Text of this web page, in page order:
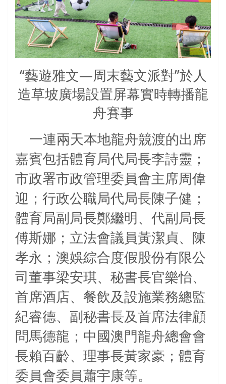
“藝遊雅文—周末藝文派對”於人
造草坡廣場設置屏幕實時轉播龍
舟賽事
一連兩天本地龍舟競渡的出席
嘉賓包括體育局代局長李詩靈；
市政署市政管理委員會主席周偉
迎；行政公職局代局長陳子健；
體育局副局長鄭繼明、代副局長
傅斯娜；立法會議員黃潔貞、陳
孝永；澳娛綜合度假股份有限公
司董事梁安琪、秘書長官樂怡、
首席酒店、餐飲及設施業務總監
紀睿德、副秘書長及首席法律顧
問馬德龍；中國澳門龍舟總會會
長賴百齡、理事長黃家豪；體育
委員會委員蕭宇康等。